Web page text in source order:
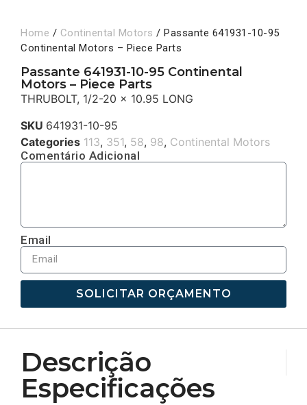
Home / Continental Motors / Passante 641931-10-95
Continental Motors – Piece Parts
Passante 641931-10-95 Continental
Motors – Piece Parts
THRUBOLT, 1/2-20 x 10.95 LONG
SKU 641931-10-95
Categories 113, 351, 58, 98, Continental Motors
Comentário Adicional
Email
SOLICITAR ORÇAMENTO
Descrição
Especificações